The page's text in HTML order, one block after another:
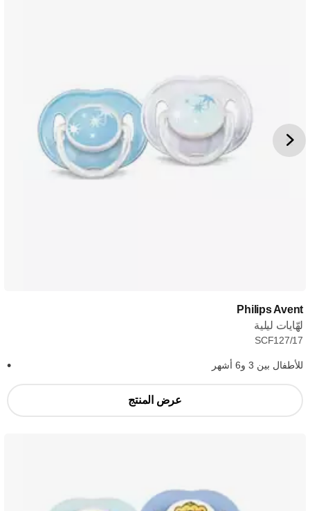
Philips Avent
لهّايات ليلية
SCF127/17
للأطفال بين 3 و6 أشهر
عرض المنتج